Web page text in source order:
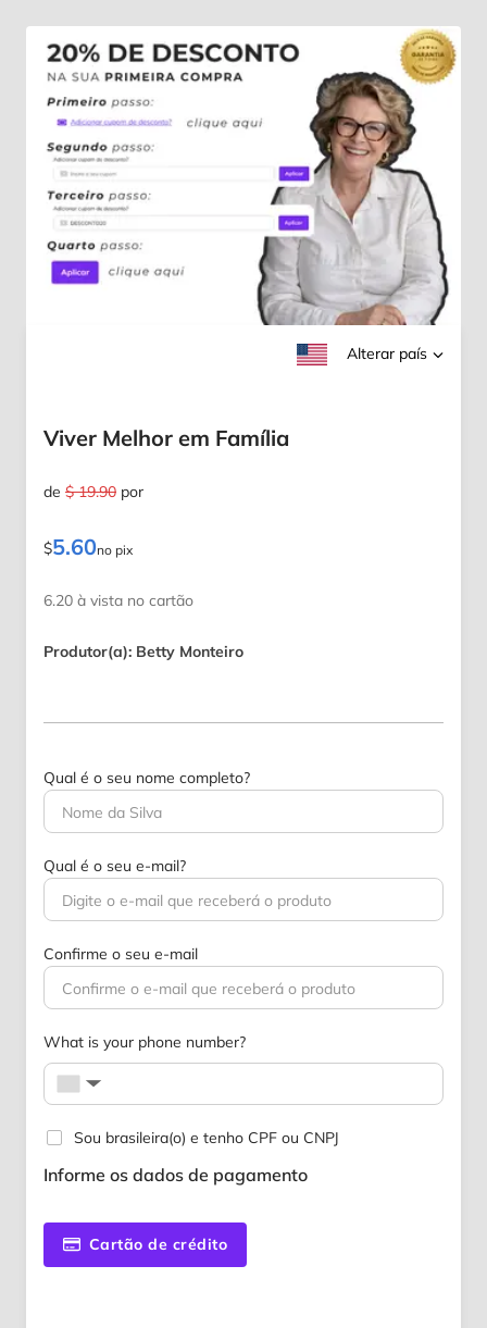
Alterar país
Viver Melhor em Família
de $ 19.90 por
$5.60no pix
6.20 à vista no cartão
Produtor(a): Betty Monteiro
Qual é o seu nome completo?
Qual é o seu e-mail?
Confirme o seu e-mail
What is your phone number?
▼
Sou brasileira(o) e tenho CPF ou CNPJ
Informe os dados de pagamento
Cartão de crédito